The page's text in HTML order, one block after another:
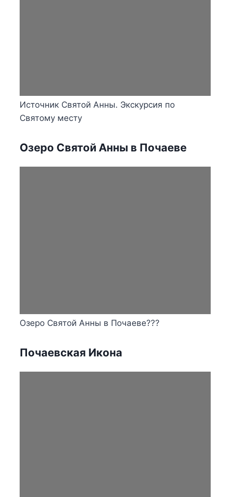
Источник Святой Анны. Экскурсия по
Святому месту
Озеро Святой Анны в Почаеве
Озеро Святой Анны в Почаеве???
Почаевская Икона